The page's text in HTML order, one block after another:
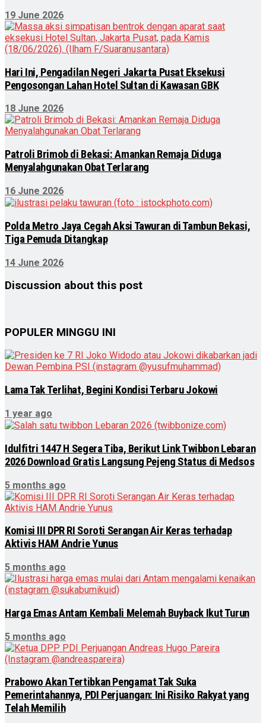
19 June 2026
Hari Ini, Pengadilan Negeri Jakarta Pusat Eksekusi
Pengosongan Lahan Hotel Sultan di Kawasan GBK
18 June 2026
Patroli Brimob di Bekasi: Amankan Remaja Diduga
Menyalahgunakan Obat Terlarang
16 June 2026
Polda Metro Jaya Cegah Aksi Tawuran di Tambun Bekasi,
Tiga Pemuda Ditangkap
14 June 2026
Discussion about this post
POPULER MINGGU INI
Lama Tak Terlihat, Begini Kondisi Terbaru Jokowi
1 year ago
Idulfitri 1447 H Segera Tiba, Berikut Link Twibbon Lebaran
2026 Download Gratis Langsung Pejeng Status di Medsos
5 months ago
Komisi III DPR RI Soroti Serangan Air Keras terhadap
Aktivis HAM Andrie Yunus
5 months ago
Harga Emas Antam Kembali Melemah Buyback Ikut Turun
5 months ago
Prabowo Akan Tertibkan Pengamat Tak Suka
Pemerintahannya, PDI Perjuangan: Ini Risiko Rakyat yang
Telah Memilih